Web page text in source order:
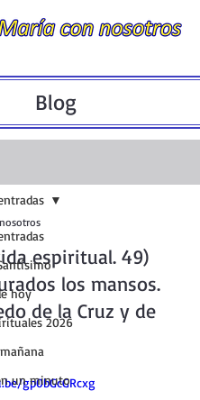
Blog
hoy
2026
un minuto
espiritual. 49)
los mansos.
de la Cruz y de
gp0bGcGRcxg